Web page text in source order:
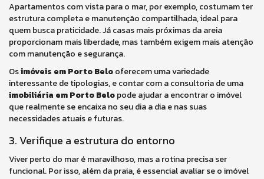
Apartamentos com vista para o mar, por exemplo, costumam ter
estrutura completa e manutenção compartilhada, ideal para
quem busca praticidade. Já casas mais próximas da areia
proporcionam mais liberdade, mas também exigem mais atenção
com manutenção e segurança.
Osimóveis em Porto Belooferecem uma variedade
interessante de tipologias, e contar com a consultoria de uma
imobiliária em Porto Belopode ajudar a encontrar o imóvel
que realmente se encaixa no seu dia a dia e nas suas
necessidades atuais e futuras.
3. Verifique a estrutura do entorno
Viver perto do mar é maravilhoso, mas a rotina precisa ser
funcional. Por isso, além da praia, é essencial avaliar se o imóvel